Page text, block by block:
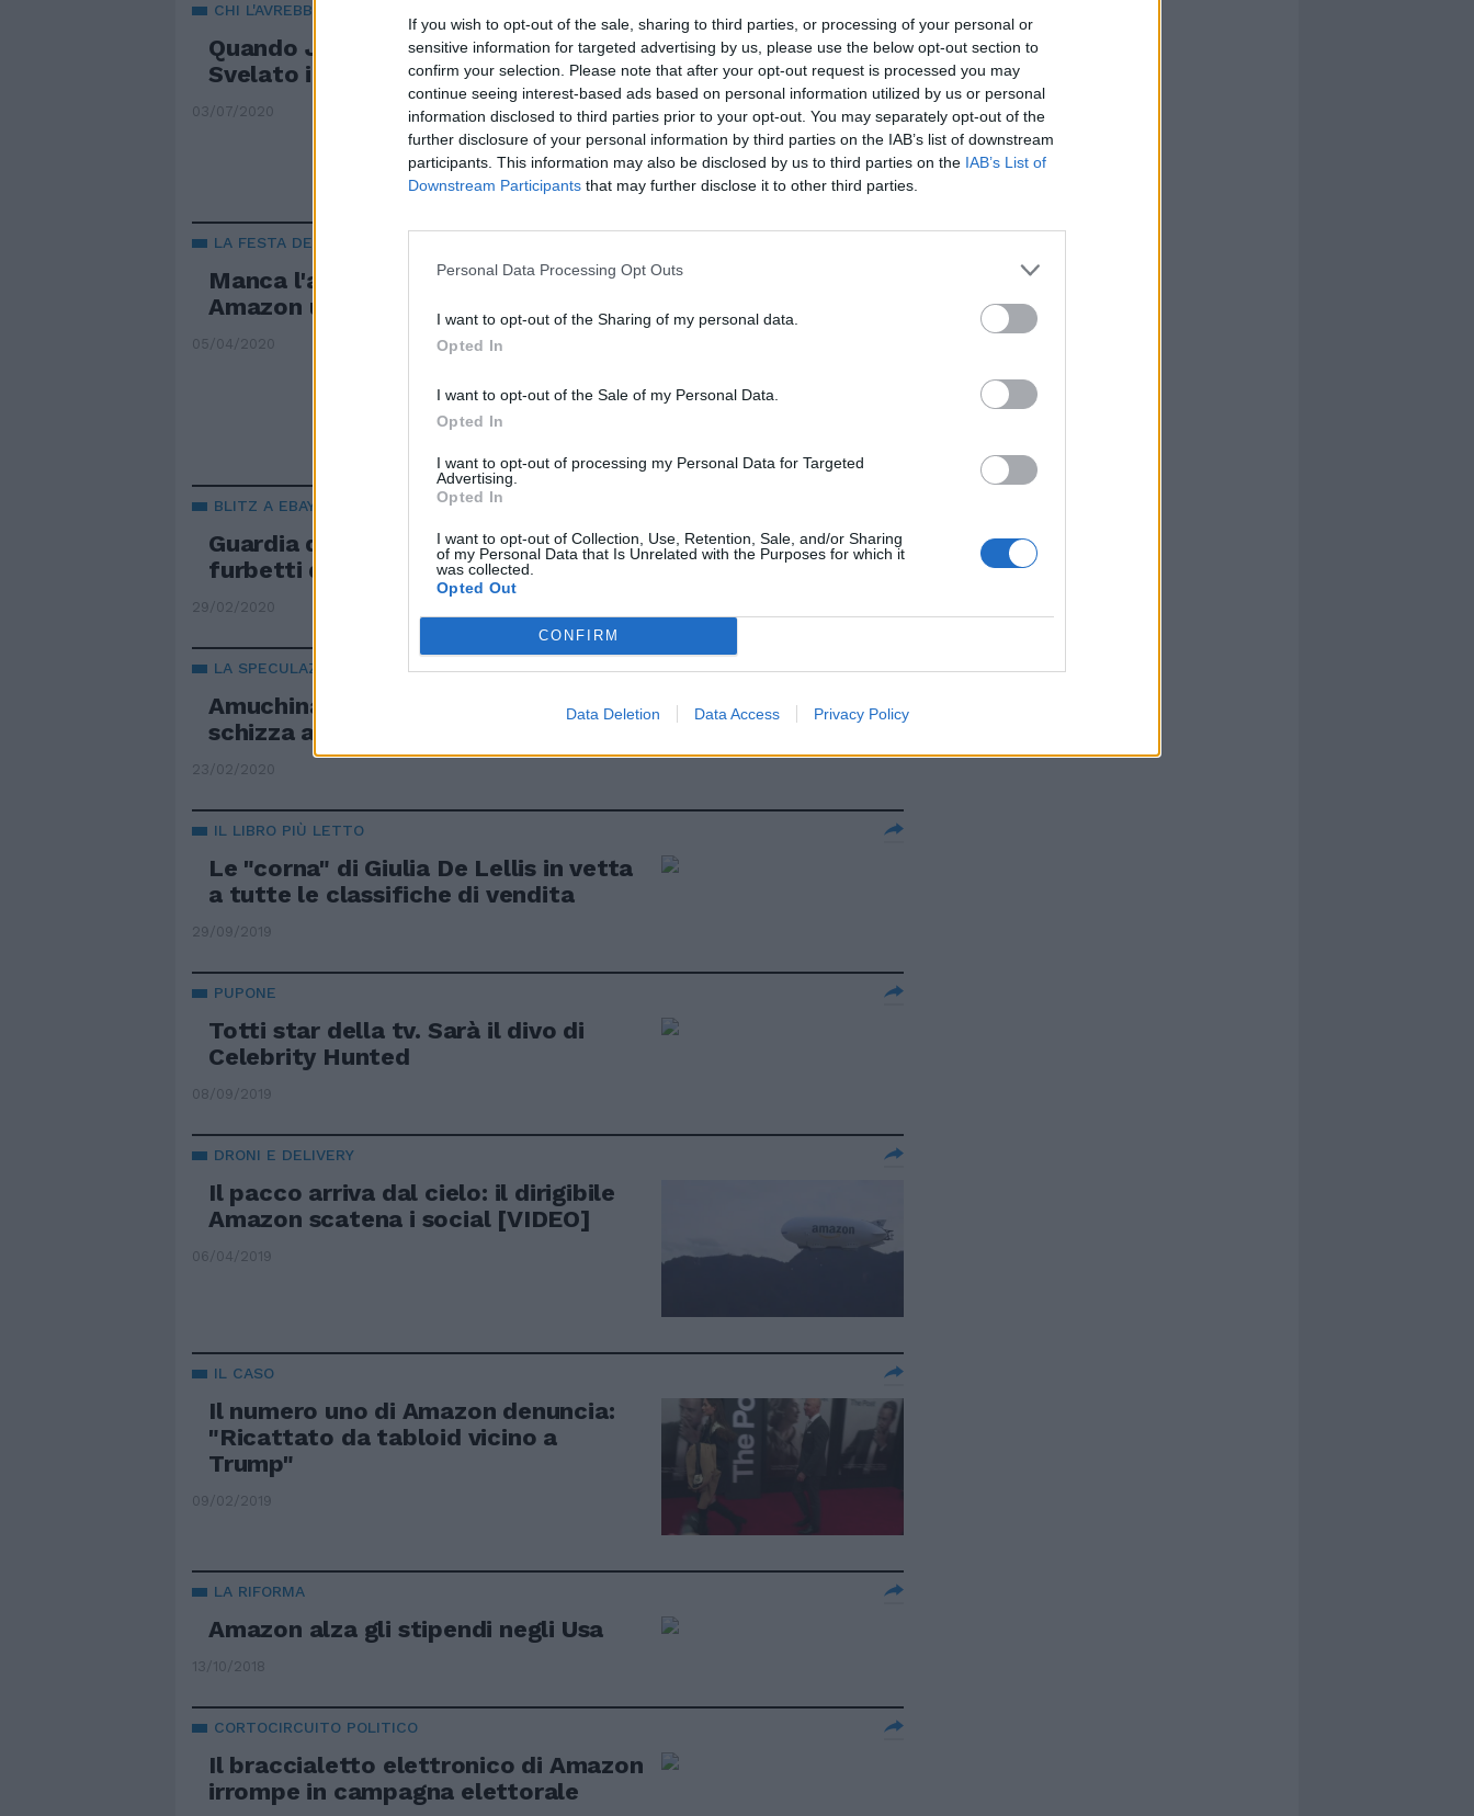
If you wish to opt-out of the sale, sharing to third parties, or processing of your personal or
sensitive information for targeted advertising by us, please use the below opt-out section to
confirm your selection. Please note that after your opt-out request is processed you may
continue seeing interest-based ads based on personal information utilized by us or personal
information disclosed to third parties prior to your opt-out. You may separately opt-out of the
further disclosure of your personal information by third parties on the IAB’s list of downstream
participants. This information may also be disclosed by us to third parties on the IAB’s List of
Downstream Participants that may further disclose it to other third parties.
Personal Data Processing Opt Outs
I want to opt-out of the Sharing of my personal data.
Opted In
I want to opt-out of the Sale of my Personal Data.
Opted In
I want to opt-out of processing my Personal Data for Targeted
Advertising.
Opted In
I want to opt-out of Collection, Use, Retention, Sale, and/or Sharing
of my Personal Data that Is Unrelated with the Purposes for which it
was collected.
Opted Out
CONFIRM
Data Deletion Data Access Privacy Policy
CHI L'AVREBBE DETTO
Quando Jeff Bezos faceva i pacchi.
Svelato il segreto di Amazon
03/07/2020
LA FESTA DEGLI SPECULATORI
Manca l'alcool nei supermercati Su
Amazon un litro a 20 euro
05/04/2020
BLITZ A EBAY E AMAZON
Guardia di Finanza a caccia dei
furbetti dell'Amuchina
29/02/2020
LA SPECULAZIONE
Amuchina gel introvabile E il prezzo
schizza alle stelle
23/02/2020
IL LIBRO PIÙ LETTO
Le "corna" di Giulia De Lellis in vetta
a tutte le classifiche di vendita
29/09/2019
PUPONE
Totti star della tv. Sarà il divo di
Celebrity Hunted
08/09/2019
DRONI E DELIVERY
Il pacco arriva dal cielo: il dirigibile
Amazon scatena i social [VIDEO]
06/04/2019
IL CASO
Il numero uno di Amazon denuncia:
"Ricattato da tabloid vicino a
Trump"
09/02/2019
LA RIFORMA
Amazon alza gli stipendi negli Usa
13/10/2018
CORTOCIRCUITO POLITICO
Il braccialetto elettronico di Amazon
irrompe in campagna elettorale